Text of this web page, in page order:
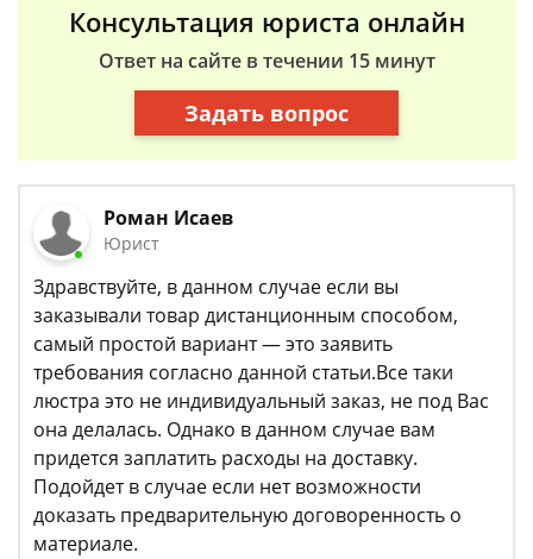
Консультация юриста онлайн
Ответ на сайте в течении 15 минут
Задать вопрос
Роман Исаев
Юрист
Здравствуйте, в данном случае если вы
заказывали товар дистанционным способом,
самый простой вариант — это заявить
требования согласно данной статьи.Все таки
люстра это не индивидуальный заказ, не под Вас
она делалась. Однако в данном случае вам
придется заплатить расходы на доставку.
Подойдет в случае если нет возможности
доказать предварительную договоренность о
материале.